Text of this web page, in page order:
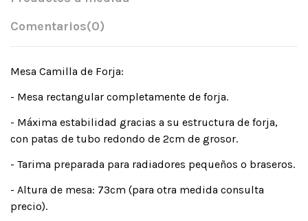
Comentarios(0)
Mesa Camilla de Forja:
- Mesa rectangular completamente de forja.
- Máxima estabilidad gracias a su estructura de forja,
con patas de tubo redondo de 2cm de grosor.
- Tarima preparada para radiadores pequeños o braseros.
- Altura de mesa: 73cm (para otra medida consulta
precio).